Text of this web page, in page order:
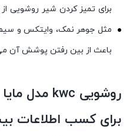
برای تمیز کردن شیر روشویی
مثل جوهر نمک، وایتکس و
باعث از بین رفتن پوشش آن
روشویی kwc مدل مایا
برای کسب اطلاعات